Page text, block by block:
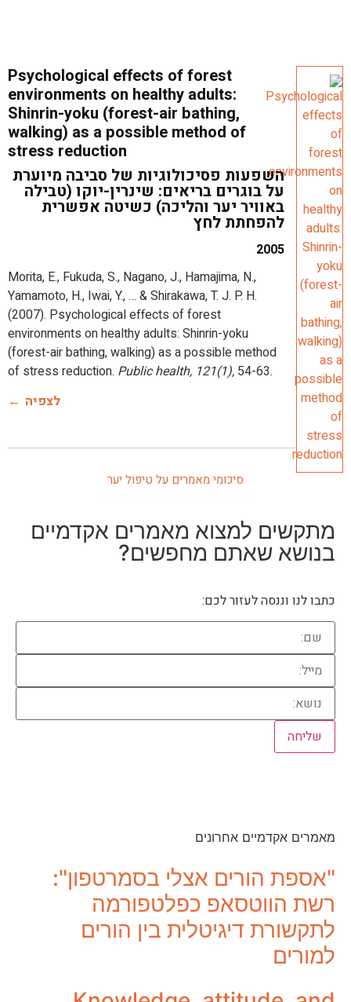
Psychological effects of forest
environments on healthy adults:
Shinrin-yoku (forest-air bathing,
walking) as a possible method of
stress reduction
השפעות פסיכולוגיות של סביבה מיוערת
על בוגרים בריאים: שינרין-יוקו (טבילה
באוויר יער והליכה) כשיטה אפשרית
להפחתת לחץ
2005
Morita, E., Fukuda, S., Nagano, J., Hamajima, N.,
Yamamoto, H., Iwai, Y., … & Shirakawa, T. J. P. H.
(2007). Psychological effects of forest
environments on healthy adults: Shinrin-yoku
(forest-air bathing, walking) as a possible method
of stress reduction. Public health, 121(1),
לצפיה
סיכומי מאמרים על טיפול יער
מתקשים למצוא מאמרים אקדמיים
בנושא שאתם מחפשים?
כתבו לנו וננסה לעזור לכם:
מאמרים אקדמיים אחרונים
"אספת הורים אצלי בסמרטפון":
רשת הווטסאפ כפלטפורמה
לתקשורת דיגיטלית בין הורים
למורים